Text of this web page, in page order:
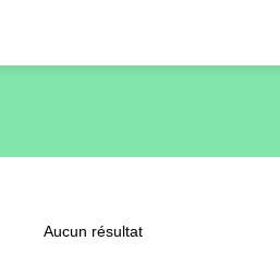
Aucun résultat